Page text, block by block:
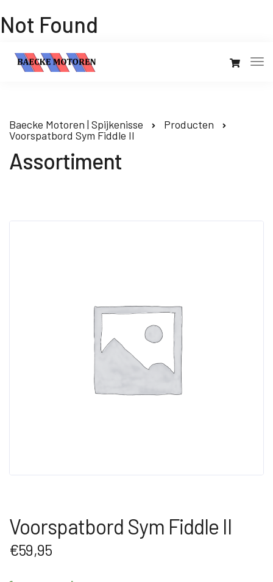
Not Found
Baecke Motoren | Spijkenisse
Producten
Voorspatbord Sym Fiddle II
Assortiment
Voorspatbord Sym Fiddle II
€59,95